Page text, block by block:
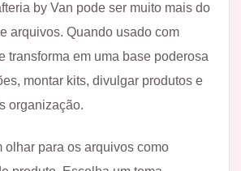
by Van pode ser muito mais do
arquivos. Quando usado com
transforma em uma base poderosa
montar kits, divulgar produtos e
organização.
olhar para os arquivos como